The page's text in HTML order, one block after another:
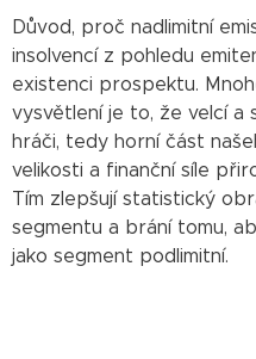
Důvod, proč nadlimitní
insolvencí z pohledu
existenci prospektu.
vysvětlení je to, že velcí a
hráči, tedy horní část
velikosti a finanční síle
Tím zlepšují statistický
segmentu a brání tomu,
jako segment podlimitní.